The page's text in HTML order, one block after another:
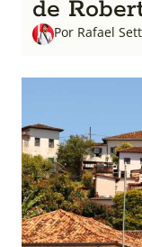
de
Por Rafael